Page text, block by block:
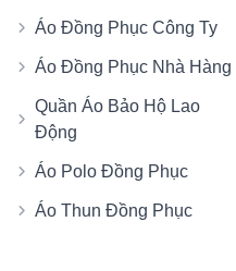
Áo Đồng Phục Công Ty
Áo Đồng Phục Nhà Hàng
Quần Áo Bảo Hộ Lao
Động
Áo Polo Đồng Phục
Áo Thun Đồng Phục